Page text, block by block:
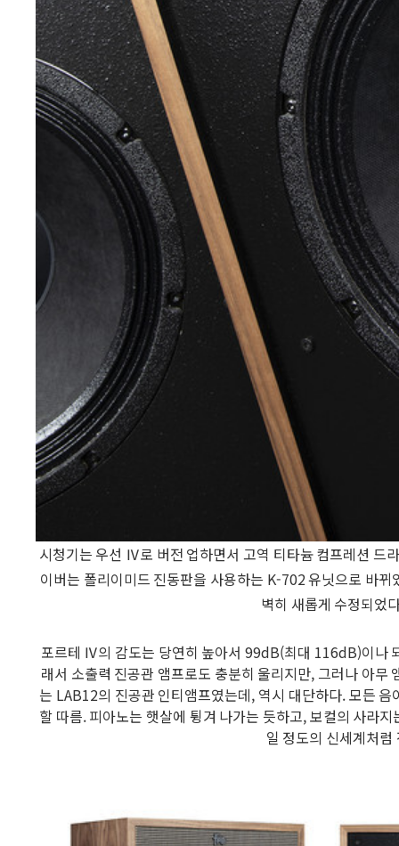
시청기는 우선 Ⅳ로 버전 업하면서 고역 티타늄 컴프레션 드
이버는 폴리이미드 진동판을 사용하는 K-702 유닛으로 바
벽히 새롭게 수정되었
포르테 Ⅳ의 감도는 당연히 높아서 99dB(최대 116dB)이나
래서 소출력 진공관 앰프로도 충분히 울리지만, 그러나 아
는 LAB12의 진공관 인티앰프였는데, 역시 대단하다. 모든
할 따름. 피아노는 햇살에 튕겨 나가는 듯하고, 보컬의 사라
일 정도의 신세계처